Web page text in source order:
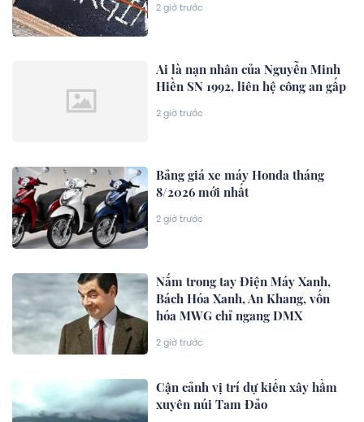
2 giờ trước
Ai là nạn nhân của Nguyễn Minh
Hiền SN 1992, liên hệ công an gấp
2 giờ trước
Bảng giá xe máy Honda tháng
8/2026 mới nhất
2 giờ trước
Nắm trong tay Điện Máy Xanh,
Bách Hóa Xanh, An Khang, vốn
hóa MWG chỉ ngang DMX
2 giờ trước
Cận cảnh vị trí dự kiến xây hầm
xuyên núi Tam Đảo